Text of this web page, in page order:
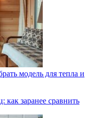
модель для тепла и
заранее сравнить